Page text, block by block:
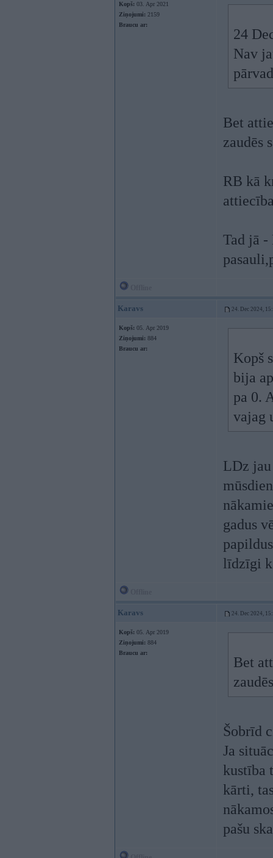
Kopš: 03. Apr 2021
Ziņojumi: 2159
Braucu ar:
24
Nav
Bet
zaudēs
RB kā
Tad jā
Karavs 24. Dec 2024,
Kopš: 05. Apr 2019
Ziņojumi: 884
Braucu ar:
Kopš
bija
pa 0.
vajag
LDz
gadus
līdzīgi
Karavs 24. Dec 2024,
Kopš: 05. Apr 2019
Ziņojumi: 884
Braucu ar:
Bet
Šobrīd
Ja
kustība
kārti,
pašu